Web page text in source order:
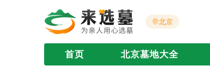
北京
首页 北京墓地大全